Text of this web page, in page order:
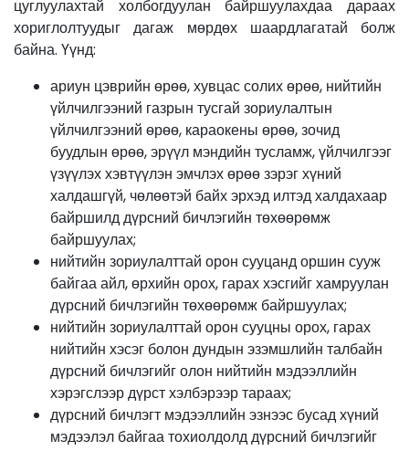
цуглуулахтай холбогдуулан байршуулахдаа дараах
хориглолтуудыг дагаж мөрдөх шаардлагатай болж
байна. Үүнд:
ариун цэврийн өрөө, хувцас солих өрөө, нийтийн
үйлчилгээний газрын тусгай зориулалтын
үйлчилгээний өрөө, караокены өрөө, зочид
буудлын өрөө, эрүүл мэндийн тусламж, үйлчилгээг
үзүүлэх хэвтүүлэн эмчлэх өрөө зэрэг хүний
халдашгүй, чөлөөтэй байх эрхэд илтэд халдахаар
байршилд дүрсний бичлэгийн төхөөрөмж
байршуулах;
нийтийн зориулалттай орон сууцанд оршин сууж
байгаа айл, өрхийн орох, гарах хэсгийг хамруулан
дүрсний бичлэгийн төхөөрөмж байршуулах;
нийтийн зориулалттай орон сууцны орох, гарах
нийтийн хэсэг болон дундын эзэмшлийн талбайн
дүрсний бичлэгийг олон нийтийн мэдээллийн
хэрэгслээр дүрст хэлбэрээр тараах;
дүрсний бичлэгт мэдээллийн эзнээс бусад хүний
мэдээлэл байгаа тохиолдолд дүрсний бичлэгийг